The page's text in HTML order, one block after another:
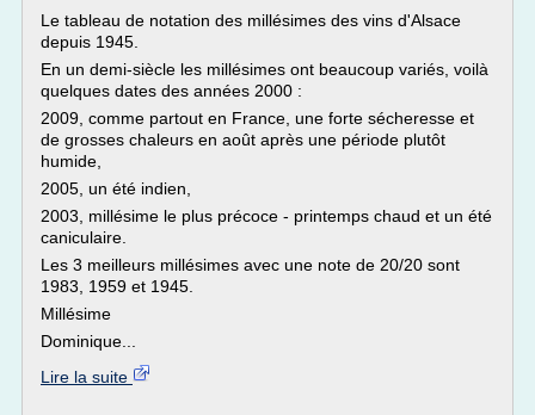
Le tableau de notation des millésimes des vins d'Alsace
depuis 1945.
En un demi-siècle les millésimes ont beaucoup variés, voilà
quelques dates des années 2000 :
2009, comme partout en France, une forte sécheresse et
de grosses chaleurs en août après une période plutôt
humide,
2005, un été indien,
2003, millésime le plus précoce - printemps chaud et un été
caniculaire.
Les 3 meilleurs millésimes avec une note de 20/20 sont
1983, 1959 et 1945.
Millésime
Dominique...
Lire la suite